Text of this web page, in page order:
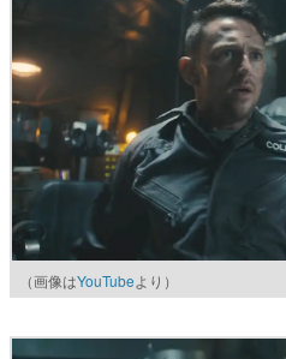
（画像はYouTubeより）